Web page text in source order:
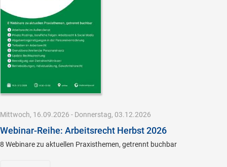
Mittwoch, 16.09.2026 - Donnerstag, 03.12.2026
Webinar-Reihe: Arbeitsrecht Herbst 2026
8 Webinare zu aktuellen Praxisthemen, getrennt buchbar